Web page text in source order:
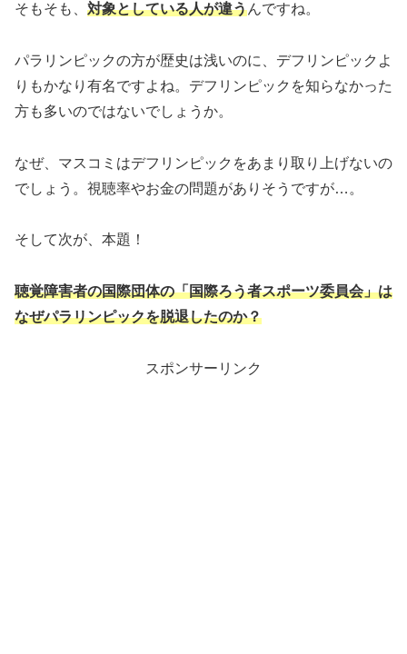
そもそも、 対象としている人が違うんですね。
パラリンピックの方が歴史は浅いのに、デフリンピックよ
りもかなり有名ですよね。デフリンピックを知らなかった
方も多いのではないでしょうか。
なぜ、マスコミはデフリンピックをあまり取り上げないの
でしょう。視聴率やお金の問題がありそうですが…。
そして次が、本題！
聴覚障害者の国際団体の「国際ろう者スポーツ委員会」は
なぜパラリンピックを脱退したのか？
スポンサーリンク